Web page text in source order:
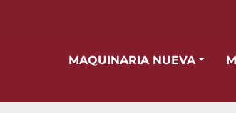
MAQUINARIA NUEVA